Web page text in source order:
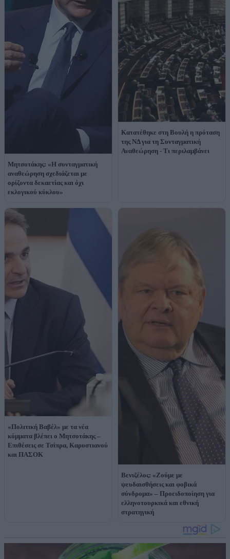
Μητσοτάκης: «Η συνταγματική
αναθεώρηση σχεδιάζεται με
ορίζοντα δεκαετίας και όχι
εκλογικού κύκλου»
Κατατέθηκε στη Βουλή η πρόταση
της ΝΔ για τη Συνταγματική
Αναθεώρηση - Τι περιλαμβάνει
«Πολιτική Βαβέλ» με τα νέα
κόμματα βλέπει ο Μητσοτάκης –
Επιθέσεις σε Τσίπρα, Καρυστιανού
και ΠΑΣΟΚ
Βενιζέλος: «Ζούμε με
ψευδαισθήσεις και φοβικά
σύνδρομα» – Προειδοποίηση για
ελληνοτουρκικά και εθνική
στρατηγική